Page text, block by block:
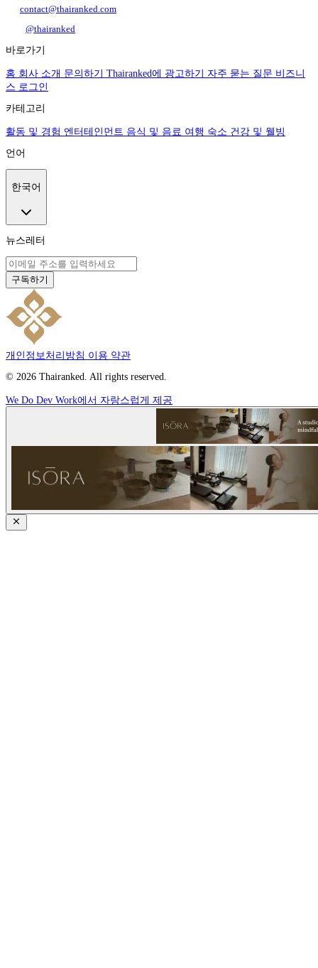
contact@thairanked.com
@thairanked
바로가기
홈 회사 소개 문의하기 Thairanked에 광고하기 자주 묻는 질문 비즈니
스 로그인
카테고리
활동 및 경험 엔터테인먼트 음식 및 음료 여행 숙소 건강 및 웰빙
언어
한국어
뉴스레터
구독하기
개인정보처리방침 이용 약관
© 2026 Thairanked. All rights reserved.
We Do Dev Work에서 자랑스럽게 제공